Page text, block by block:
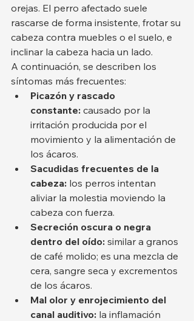
orejas. El perro afectado suele
rascarse de forma insistente, frotar su
cabeza contra muebles o el suelo, e
inclinar la cabeza hacia un lado.
A continuación, se describen los
síntomas más frecuentes:
Picazón y rascado
constante: causado por la
irritación producida por el
movimiento y la alimentación de
los ácaros.
Sacudidas frecuentes de la
cabeza: los perros intentan
aliviar la molestia moviendo la
cabeza con fuerza.
Secreción oscura o negra
dentro del oído: similar a granos
de café molido; es una mezcla de
cera, sangre seca y excrementos
de los ácaros.
Mal olor y enrojecimiento del
canal auditivo: la inflamación